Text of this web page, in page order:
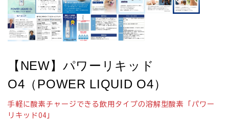
特定商取引法について
0120-40-1387
【NEW】パワーリキッド
O4（POWER LIQUID O4）
手軽に酸素チャージできる飲用タイプの溶解型酸素「パワー
リキッドO4」